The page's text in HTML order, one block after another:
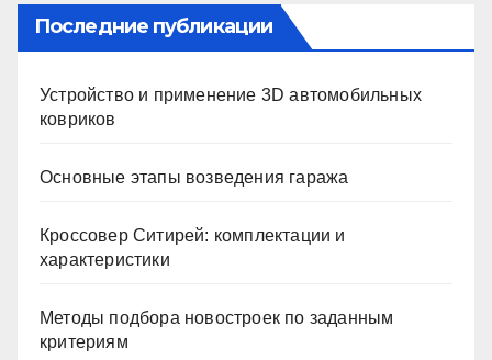
Последние публикации
Устройство и применение 3D автомобильных
ковриков
Основные этапы возведения гаража
Кроссовер Ситирей: комплектации и
характеристики
Методы подбора новостроек по заданным
критериям